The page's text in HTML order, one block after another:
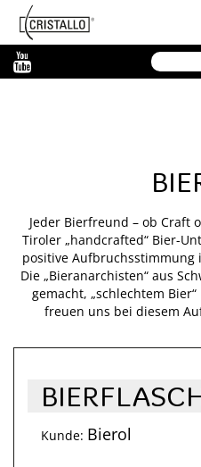
Cristallo
Jeder Bierfreund – ob Craft
Tiroler „handcrafted“ Bier-
positive Aufbruchsstimmung
Die „Bieranarchisten“ aus
gemacht, „schlechtem
freuen uns bei diesem
Kunde: Bierol